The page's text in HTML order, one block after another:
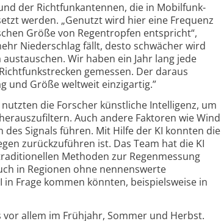
der Richt­funk­antennen, die in Mobil­funk­
werden. „Genutzt wird hier eine Frequenz
Größe von Regen­tropfen entspricht“,
Nieder­schlag fällt, desto schwächer wird
Wir haben ein Jahr lang jede
gemessen. Der daraus
und Größe weltweit einzig­artig.”
die Forscher künst­liche Intelligenz, um
Auch andere Faktoren wie Wind
Signals führen. Mit Hilfe der KI konnten die
zurück­zu­führen ist. Das Team hat die KI
Methoden zur Regen­messung
in Regionen ohne nennens­werte
Frage kommen könnten, beispiels­weise in
allem im Frühjahr, Sommer und Herbst.